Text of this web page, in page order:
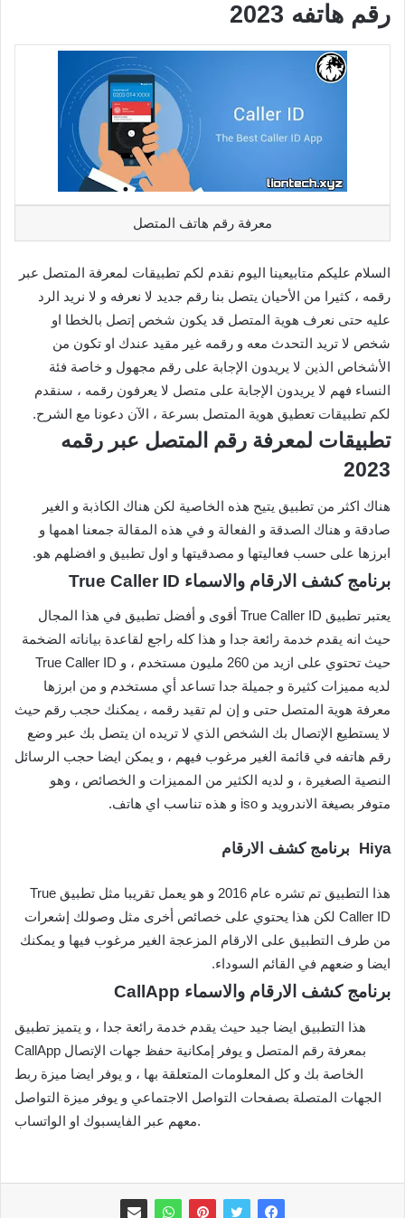
رقم هاتفه 2023
معرفة رقم هاتف المتصل
السلام عليكم متابيعينا اليوم نقدم لكم تطبيقات لمعرفة المتصل عبر
رقمه ، كثيرا من الأحيان يتصل بنا رقم جديد لا نعرفه و لا نريد الرد
عليه حتى نعرف هوية المتصل قد يكون شخص إتصل بالخطا او
شخص لا تريد التحدث معه و رقمه غير مقيد عندك او تكون من
الأشخاص الذين لا يريدون الإجابة على رقم مجهول و خاصة فئة
النساء فهم لا يريدون الإجابة على متصل لا يعرفون رقمه ، سنقدم
لكم تطبيقات تعطيق هوية المتصل بسرعة ، الآن دعونا مع الشرح.
تطبيقات لمعرفة رقم المتصل عبر رقمه
2023
هناك اكثر من تطبيق يتيح هذه الخاصية لكن هناك الكاذبة و الغير
صادقة و هناك الصدقة و الفعالة و في هذه المقالة جمعنا اهمها و
ابرزها على حسب فعاليتها و مصدقيتها و اول تطبيق و افضلهم هو.
برنامج كشف الارقام والاسماء True Caller ID
يعتبر تطبيق True Caller ID أقوى و أفضل تطبيق في هذا المجال
حيث انه يقدم خدمة رائعة جدا و هذا كله راجع لقاعدة بياناته الضخمة
حيث تحتوي على ازيد من 260 مليون مستخدم ، و True Caller ID
لديه مميزات كثيرة و جميلة جدا تساعد أي مستخدم و من ابرزها
معرفة هوية المتصل حتى و إن لم تقيد رقمه ، يمكنك حجب رقم حيث
لا يستطيع الإتصال بك الشخص الذي لا تريده ان يتصل بك عبر وضع
رقم هاتفه في قائمة الغير مرغوب فيهم ، و يمكن ايضا حجب الرسائل
النصية الصغيرة ، و لديه الكثير من المميزات و الخصائص ، وهو
متوفر بصيغة الاندرويد و iso و هذه تناسب اي هاتف.
برنامج كشف الارقام Hiya
هذا التطبيق تم تشره عام 2016 و هو يعمل تقريبا مثل تطبيق True
Caller ID لكن هذا يحتوي على خصائص أخرى مثل وصولك إشعرات
من طرف التطبيق على الارقام المزعجة الغير مرغوب فيها و يمكنك
ايضا و ضعهم في القائم السوداء.
برنامج كشف الارقام والاسماء CallApp
هذا التطبيق ايضا جيد حيث يقدم خدمة رائعة جدا ، و يتميز تطبيق
CallApp بمعرفة رقم المتصل و يوفر إمكانية حفظ جهات الإتصال
الخاصة بك و كل المعلومات المتعلقة بها ، و يوفر ايضا ميزة ربط
الجهات المتصلة بصفحات التواصل الاجتماعي و يوفر ميزة التواصل
معهم عبر الفايسبوك او الواتساب.